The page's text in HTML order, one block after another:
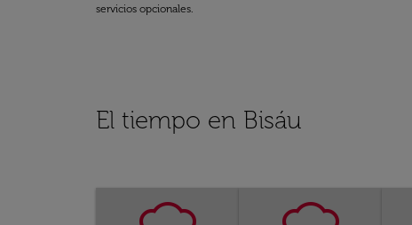
servicios opcionales.
El tiempo en Bisáu